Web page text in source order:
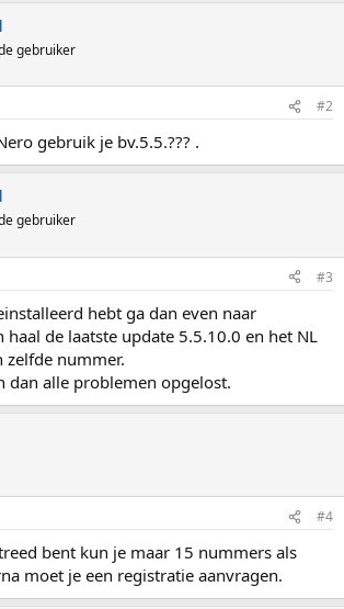
gebruiker
#2
gebruik je bv.5.5.??? .
gebruiker
#3
hebt ga dan even naar
haal de laatste update 5.5.10.0 en het NL
zelfde nummer.
dan alle problemen opgelost.
#4
bent kun je maar 15 nummers als
moet je een registratie aanvragen.